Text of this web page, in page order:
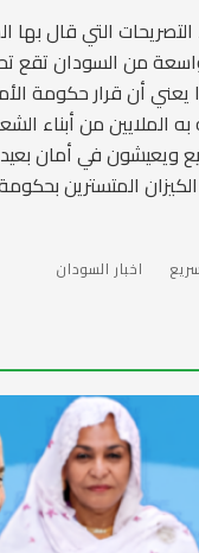
التي قال بها
من السودان تقع
يعني أن قرار حكومة
الملايين من أبناء
ويعيشون في أمان
المتسترين
اخبار السودان